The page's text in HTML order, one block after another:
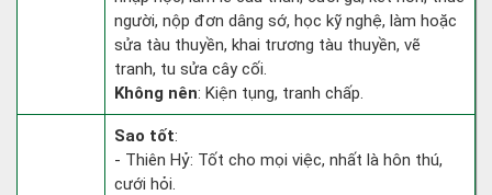
người, nộp đơn dâng sớ, học kỹ nghệ, làm hoặc
sửa tàu thuyền, khai trương tàu thuyền, vẽ
tranh, tu sửa cây cối.
Không nên: Kiện tụng, tranh chấp.
Sao tốt:
- Thiên Hỷ: Tốt cho mọi việc, nhất là hôn thú,
cưới hỏi.